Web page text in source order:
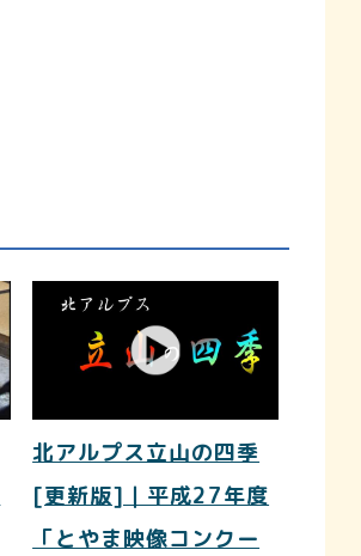
北アルプス立山の四季
[更新版]｜平成27年度
「とやま映像コンクー